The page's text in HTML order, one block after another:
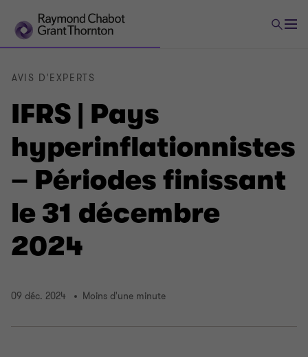
IFRS | Pays
hyperinflationnistes
– Périodes finissant
le 31 décembre
2024
AVIS D'EXPERTS
09 déc. 2024 Moins d'une minute